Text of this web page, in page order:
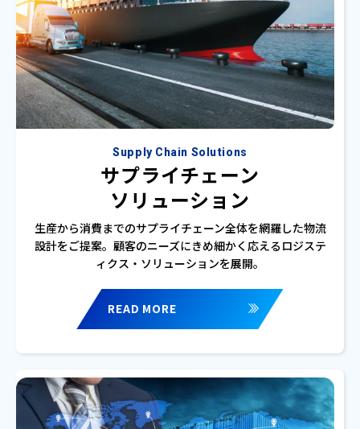
Supply Chain Solutions
サプライチェーン
ソリューション
生産から消費までのサプライチェーン全体を網羅した物流
設計をご提案。顧客のニーズにきめ細かく応えるロジステ
ィクス・ソリューションを展開。
READ MORE